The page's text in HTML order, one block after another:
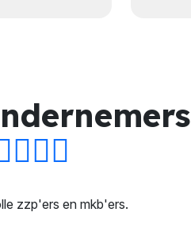
zzp'ers en mkb'ers.